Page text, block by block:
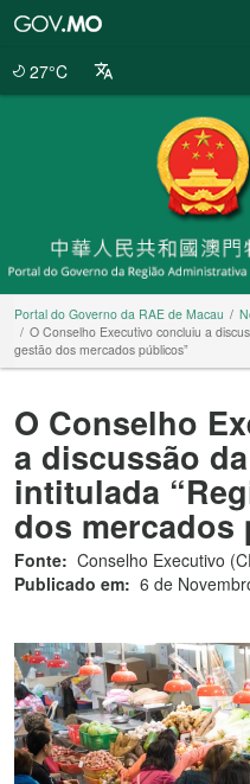
27°C
Portal do Governo da RAE de Macau
O Conselho Executivo concluiu a
gestão dos mercados públicos”
O Conselho
a discussão
intitulada
dos mercados
Fonte: Conselho Executivo
Publicado em: 6 de